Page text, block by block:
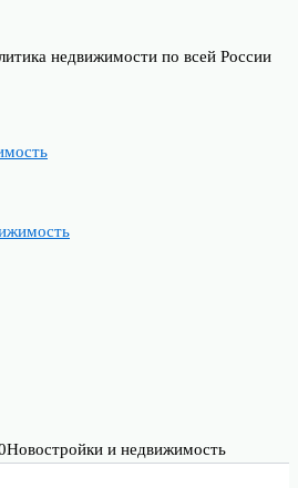
недвижимости по всей России
Новостройки и недвижимость